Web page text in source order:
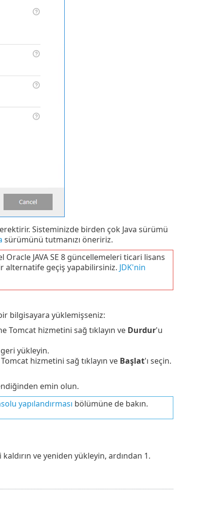
Sisteminizde birden çok Java sürümü
sürümünü tutmanızı öneririz.
JAVA SE 8 güncellemeleri ticari lisans
alternatife geçiş yapabilirsiniz. JDK'nin
bilgisayara yüklemişseniz:
Tomcat hizmetini sağ tıklayın ve Durdur'u
yükleyin.
hizmetini sağ tıklayın ve Başlat'ı seçin.
emin olun.
yapılandırması bölümüne de bakın.
ve yeniden yükleyin, ardından 1.